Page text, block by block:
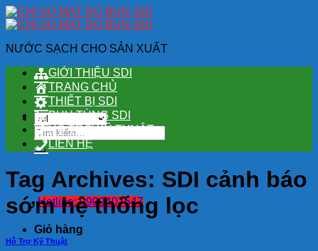
Skip
to
NƯỚC SẠCH CHO SẢN XUẤT
Tìm
kiếm:
Hotline: 0909407547
Giỏ hàng
GIỚI THIỆU SDI
TRANG CHỦ
THIẾT BỊ SDI
PHỤ TÙNG SDI
HỖ TRỢ KỸ THUẬT
LIÊN HỆ
Tag Archives: SDI cảnh báo
sớm hệ thống lọc
Hỗ Trợ Kỹ Thuật